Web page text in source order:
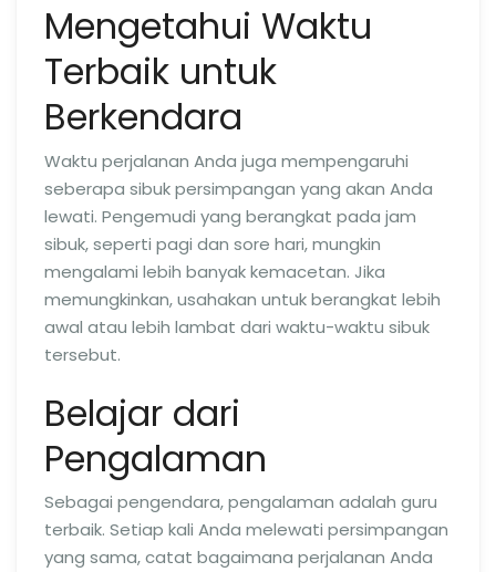
Mengetahui Waktu
Terbaik untuk
Berkendara
Waktu perjalanan Anda juga mempengaruhi
seberapa sibuk persimpangan yang akan Anda
lewati. Pengemudi yang berangkat pada jam
sibuk, seperti pagi dan sore hari, mungkin
mengalami lebih banyak kemacetan. Jika
memungkinkan, usahakan untuk berangkat lebih
awal atau lebih lambat dari waktu-waktu sibuk
tersebut.
Belajar dari
Pengalaman
Sebagai pengendara, pengalaman adalah guru
terbaik. Setiap kali Anda melewati persimpangan
yang sama, catat bagaimana perjalanan Anda